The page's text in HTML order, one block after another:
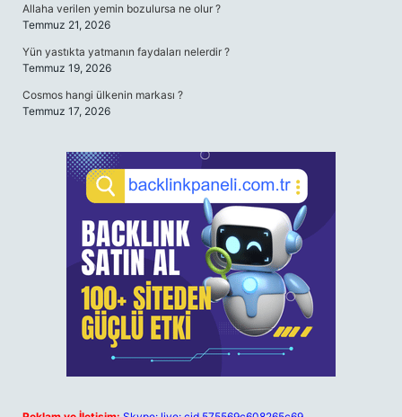
Allaha verilen yemin bozulursa ne olur ?
Temmuz 21, 2026
Yün yastıkta yatmanın faydaları nelerdir ?
Temmuz 19, 2026
Cosmos hangi ülkenin markası ?
Temmuz 17, 2026